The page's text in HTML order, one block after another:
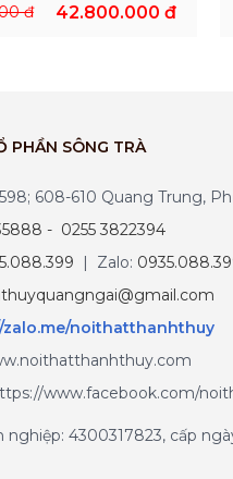
đ 42.800.000 đ
PHẦN SÔNG TRÀ
608-610 Quang Trung,
- 0255 3822394
| Zalo:
noithatthanhthuy
www.facebook.com/
nghiệp: 4300317823, cấp